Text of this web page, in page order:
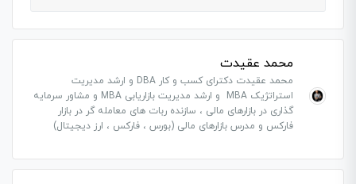
محمد عقیدت
محمد عقیدت دکترای کسب و کار DBA و ارشد مدیریت
استراتژیک MBA و ارشد مدیریت بازاریابی MBA و مشاور سرمایه
گذاری در بازارهای مالی ، سازنده ربات های معامله گر در بازار
فارکس و مدرس بازارهای مالی (بورس ، فارکس ، ارز دیجیتال)